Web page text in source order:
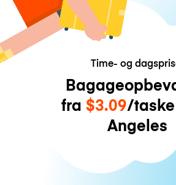
Time- og
fra $3.09/
Angeles